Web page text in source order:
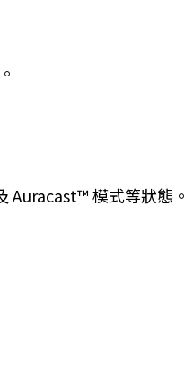
Auracast™ 模式等狀態。